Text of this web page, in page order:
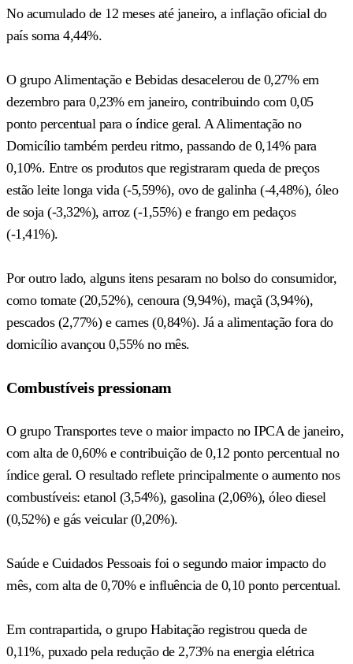
No acumulado de 12 meses até janeiro, a inflação oficial do
país soma 4,44%.
O grupo Alimentação e Bebidas desacelerou de 0,27% em
dezembro para 0,23% em janeiro, contribuindo com 0,05
ponto percentual para o índice geral. A Alimentação no
Domicílio também perdeu ritmo, passando de 0,14% para
0,10%. Entre os produtos que registraram queda de preços
estão leite longa vida (-5,59%), ovo de galinha (-4,48%), óleo
de soja (-3,32%), arroz (-1,55%) e frango em pedaços
(-1,41%).
Por outro lado, alguns itens pesaram no bolso do consumidor,
como tomate (20,52%), cenoura (9,94%), maçã (3,94%),
pescados (2,77%) e carnes (0,84%). Já a alimentação fora do
domicílio avançou 0,55% no mês.
Combustíveis pressionam
O grupo Transportes teve o maior impacto no IPCA de janeiro,
com alta de 0,60% e contribuição de 0,12 ponto percentual no
índice geral. O resultado reflete principalmente o aumento nos
combustíveis: etanol (3,54%), gasolina (2,06%), óleo diesel
(0,52%) e gás veicular (0,20%).
Saúde e Cuidados Pessoais foi o segundo maior impacto do
mês, com alta de 0,70% e influência de 0,10 ponto percentual.
Em contrapartida, o grupo Habitação registrou queda de
0,11%, puxado pela redução de 2,73% na energia elétrica